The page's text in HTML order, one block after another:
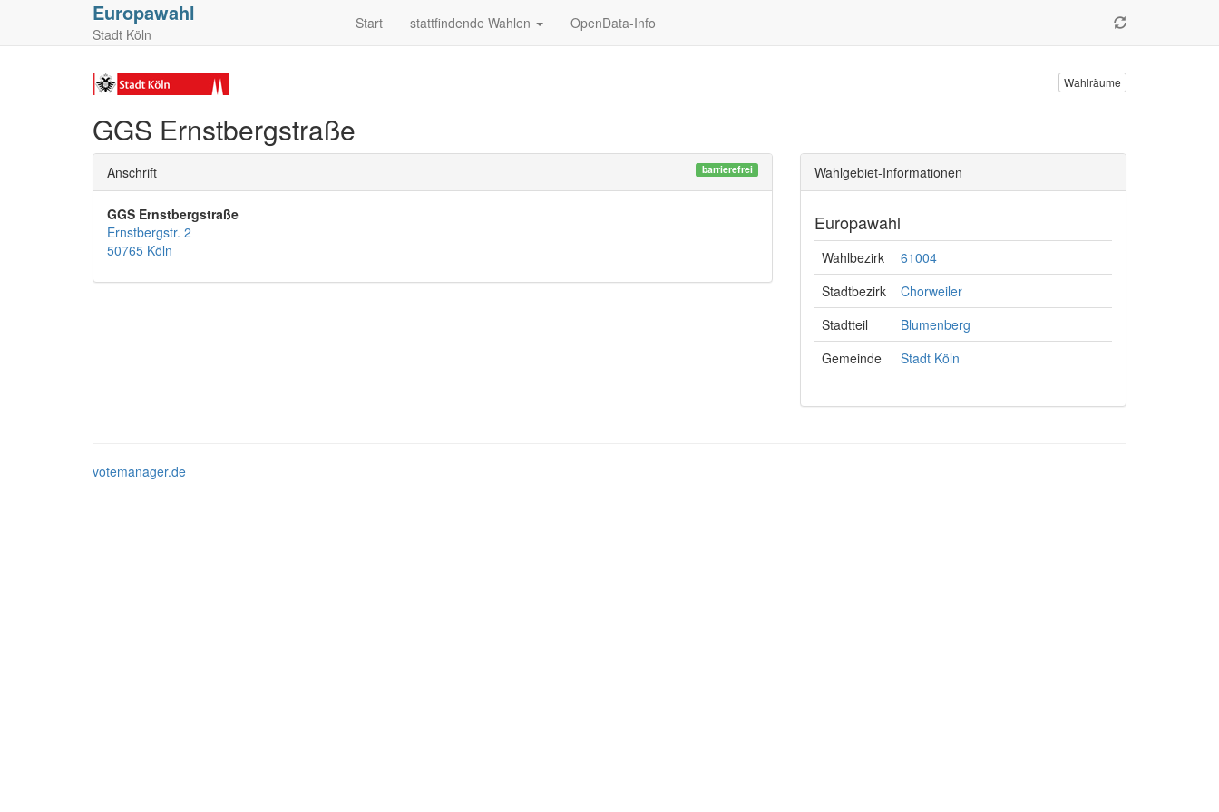
Europawahl
Stadt Köln
Start stattfindende Wahlen OpenData-Info
Wahlräume
GGS Ernstbergstraße
Anschrift barrierefrei
GGS Ernstbergstraße
Ernstbergstr. 2
50765 Köln
Wahlgebiet-Informationen
Europawahl
Wahlbezirk
61004
Stadtbezirk
Chorweiler
Stadtteil
Blumenberg
Gemeinde
Stadt Köln
votemanager.de